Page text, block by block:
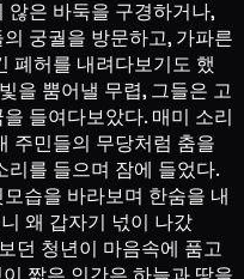
않은 바둑을 구경하거나,
궁궐을 방문하고, 가파른
폐허를 내려다보기도 했
을 뿜어낼 무렵, 그들은 고
들여다보았다. 매미 소리
주민들의 무당처럼 춤을
리를 들으며 잠에 들었다.
습을 바라보며 한숨을 내
왜 갑자기 넋이 나갔
던 청년이 마음속에 품고